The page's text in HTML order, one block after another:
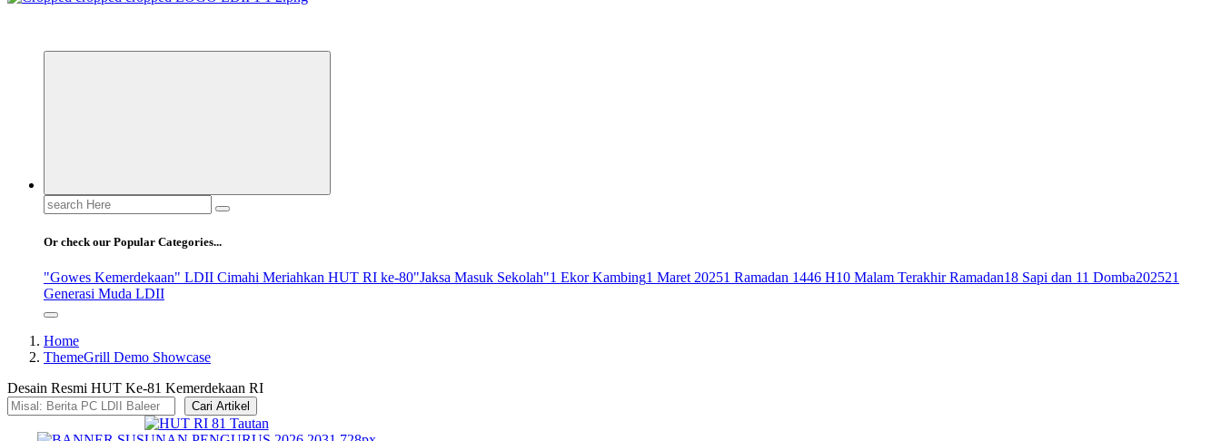
Search
for:
Or check our Popular Categories...
"Gowes Kemerdekaan" LDII Cimahi Meriahkan HUT RI ke-80"Jaksa Masuk Sekolah"1 Ekor Kambing1 Maret 20251 Ramadan 1446 H10 Malam Terakhir Ramadan18 Sapi dan 11 Domba202521
Generasi Muda LDII
Home
ThemeGrill Demo Showcase
Desain Resmi HUT Ke-81 Kemerdekaan RI
Cari Artikel